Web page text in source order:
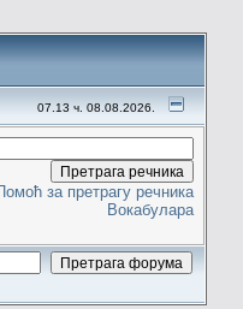
07.13 ч. 08.08.2026.
за претрагу речника
Вокабулара